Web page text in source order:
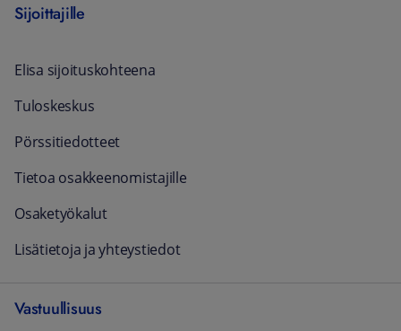
Sijoittajille
Elisa sijoituskohteena
Tuloskeskus
Pörssitiedotteet
Tietoa osakkeenomistajille
Osaketyökalut
Lisätietoja ja yhteystiedot
Vastuullisuus